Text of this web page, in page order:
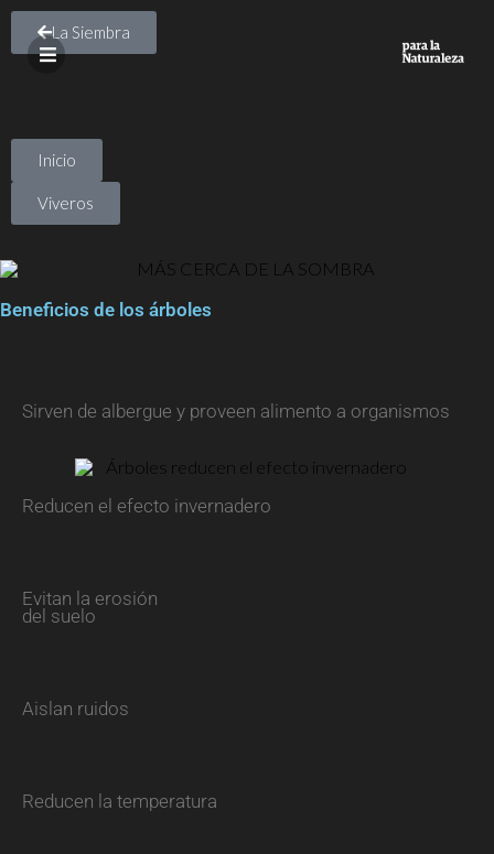
La Siembra
Inicio
Viveros
Beneficios de los árboles
Sirven de albergue y proveen alimento a organismos
Reducen el efecto invernadero
Evitan la erosión
del suelo
Aislan ruidos
Reducen la temperatura